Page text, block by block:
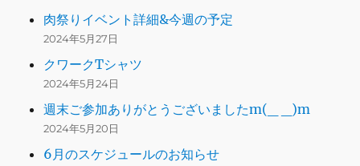
肉祭りイベント詳細&今週の予定
2024年5月27日
クワークTシャツ
2024年5月24日
週末ご参加ありがとうございましたm(_ _)m
2024年5月20日
6月のスケジュールのお知らせ